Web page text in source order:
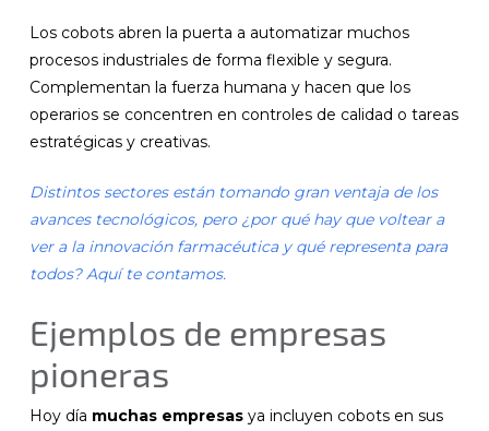
Los cobots abren la puerta a automatizar muchos
procesos industriales de forma flexible y segura.
Complementan la fuerza humana y hacen que los
operarios se concentren en controles de calidad o tareas
estratégicas y creativas.
Distintos sectores están tomando gran ventaja de los
avances tecnológicos, pero ¿por qué hay que voltear a
ver a la innovación farmacéutica y qué representa para
todos? Aquí te contamos.
Ejemplos de empresas
pioneras
Hoy día muchas empresas ya incluyen cobots en sus